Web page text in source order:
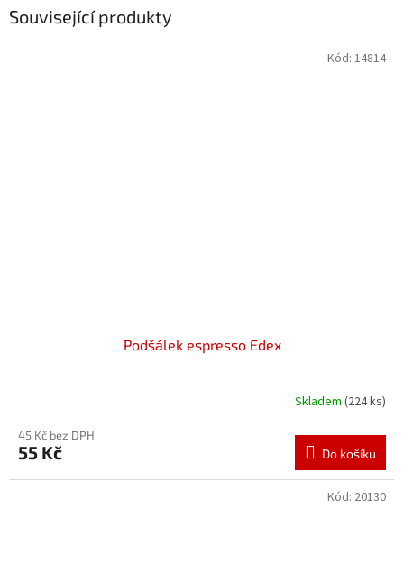
Související produkty
Podšálek espresso Edex
Skladem (224 ks)
45 Kč bez DPH
55 Kč Do košíku
Kód: 14814
Kód: 20130